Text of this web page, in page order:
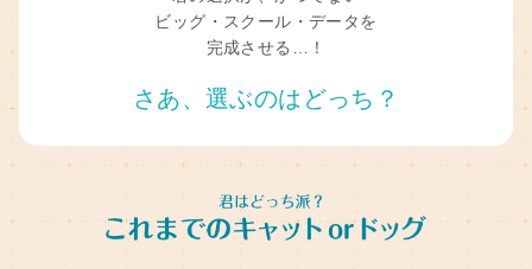
ビッグ・スクール・データを
完成させる…！
さあ、選ぶのはどっち？